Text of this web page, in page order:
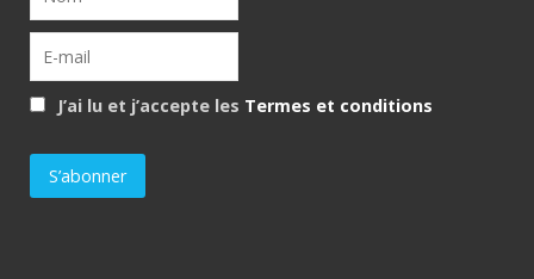
J’ai lu et j’accepte les Termes et conditions